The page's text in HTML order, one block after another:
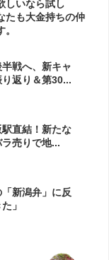
しいなら試し
たも大金持ちの仲
戦へ、新キャ
返り＆第30...
駅直結！新たな
ラ売りで地...
新潟弁」に反
」